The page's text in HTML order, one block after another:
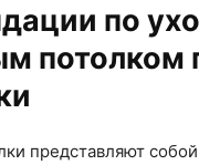
по
потолком
представляют